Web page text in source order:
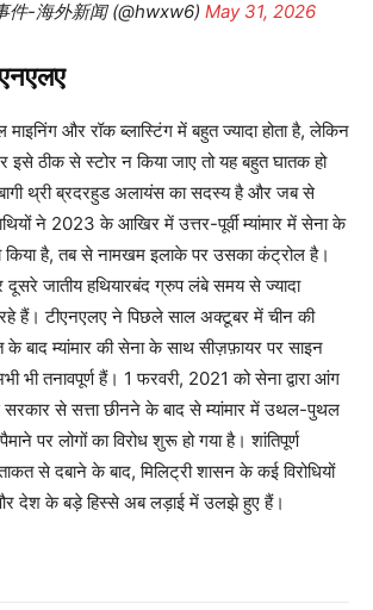
件-海外新闻 (@hwxw6) May 31, 2026
माइनिंग और रॉक ब्लास्टिंग में बहुत ज्यादा होता है, लेकिन
ठीक से स्टोर न किया जाए तो यह बहुत घातक हो
थ्री ब्रदरहुड अलायंस का सदस्य है और जब से
ने 2023 के आखिर में उत्तर-पूर्वी म्यांमार में सेना के
किया है, तब से नामखम इलाके पर उसका कंट्रोल है।
जातीय हथियारबंद ग्रुप लंबे समय से ज्यादा
हैं। टीएनएलए ने पिछले साल अक्टूबर में चीन की
के बाद म्यांमार की सेना के साथ सीज़फ़ायर पर साइन
भी तनावपूर्ण हैं। 1 फरवरी, 2021 को सेना द्वारा आंग
से सत्ता छीनने के बाद से म्यांमार में उथल-पुथल
पर लोगों का विरोध शुरू हो गया है। शांतिपूर्ण
से दबाने के बाद, मिलिट्री शासन के कई विरोधियों
देश के बड़े हिस्से अब लड़ाई में उलझे हुए हैं।